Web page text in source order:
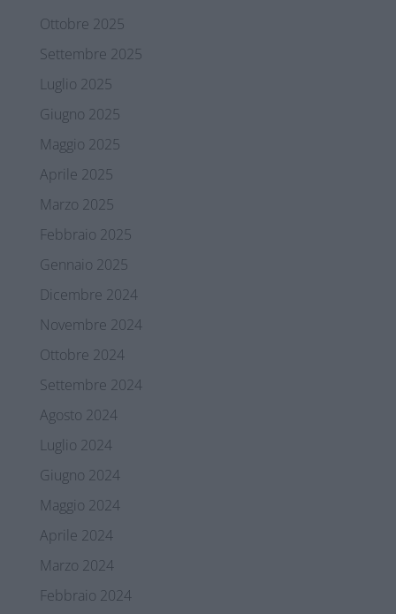
Ottobre 2025
Settembre 2025
Luglio 2025
Giugno 2025
Maggio 2025
Aprile 2025
Marzo 2025
Febbraio 2025
Gennaio 2025
Dicembre 2024
Novembre 2024
Ottobre 2024
Settembre 2024
Agosto 2024
Luglio 2024
Giugno 2024
Maggio 2024
Aprile 2024
Marzo 2024
Febbraio 2024